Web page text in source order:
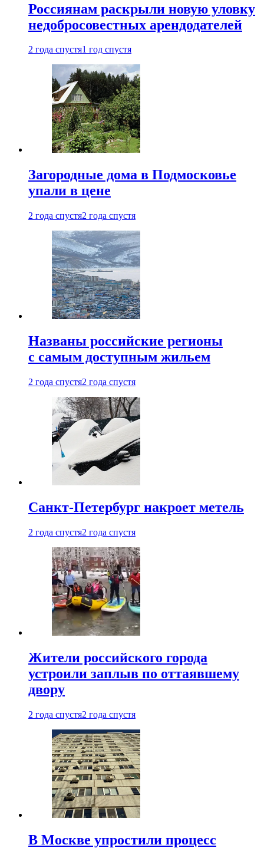
Россиянам раскрыли новую уловку
недобросовестных арендодателей
2 года спустя1 год спустя
Загородные дома в Подмосковье
упали в цене
2 года спустя2 года спустя
Названы российские регионы
с самым доступным жильем
2 года спустя2 года спустя
Санкт-Петербург накроет метель
2 года спустя2 года спустя
Жители российского города
устроили заплыв по оттаявшему
двору
2 года спустя2 года спустя
В Москве упростили процесс